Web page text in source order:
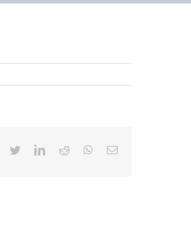
facebooktwitterlinkedinreddit whatsappEmail